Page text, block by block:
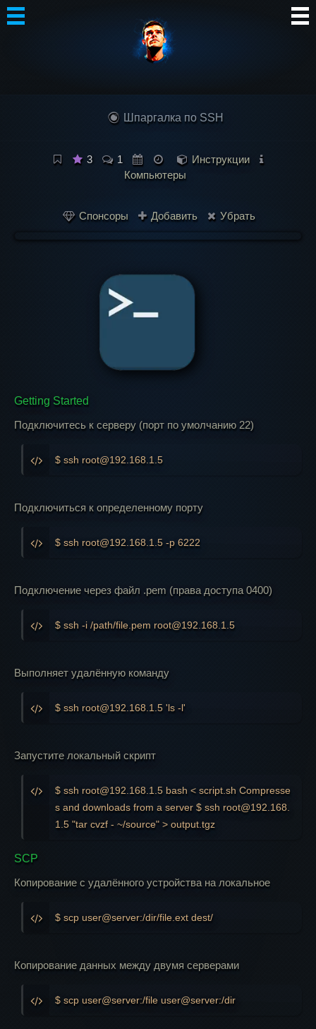
Блог
Шпаргалка по SSH
3 1
Инструкции
Компьютеры
Спонсоры Добавить Убрать
Getting Started
Подключитесь к серверу (порт по умолчанию 22)
$ ssh root@192.168.1.5
Подключиться к определенному порту
$ ssh root@192.168.1.5 -p 6222
Подключение через файл .pem (права доступа 0400)
$ ssh -i /path/file.pem root@192.168.1.5
Выполняет удалённую команду
$ ssh root@192.168.1.5 'ls -l'
Запустите локальный скрипт
$ ssh root@192.168.1.5 bash < script.sh Compresse
s and downloads from a server $ ssh root@192.168.
1.5 "tar cvzf - ~/source" > output.tgz
SCP
Копирование с удалённого устройства на локальное
$ scp user@server:/dir/file.ext dest/
Копирование данных между двумя серверами
$ scp user@server:/file user@server:/dir